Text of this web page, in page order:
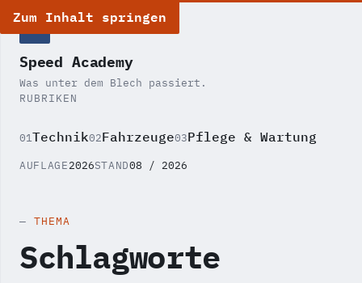
Zum Inhalt springen
SA
Speed Academy
Was unter dem Blech passiert.
RUBRIKEN
01Technik02Fahrzeuge03Pflege & Wartung
AUFLAGE2026STAND08 / 2026
THEMA
Schlagworte